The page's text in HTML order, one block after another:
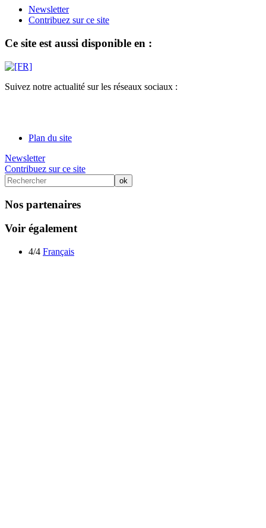
Newsletter
Contribuez sur ce site
Ce site est aussi disponible en :
Suivez notre actualité sur les réseaux sociaux :
Plan du site
Newsletter
Contribuez sur ce site
Nos partenaires
Voir également
4/4 Français